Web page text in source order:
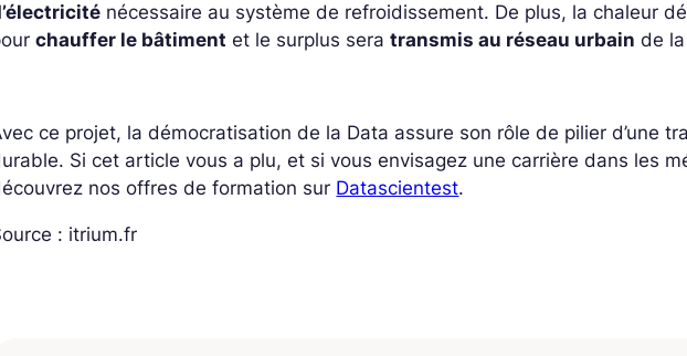
nécessaire au système de refroidissement. De plus, la chaleur
chauffer le bâtiment et le surplus seratransmis au réseau urbain de
ce projet, la démocratisation de la Data assure son rôle de pilier d’une
Si cet article vous a plu, et si vous envisagez une carrière dans les
nos offres de formation sur Datascientest.
: itrium.fr